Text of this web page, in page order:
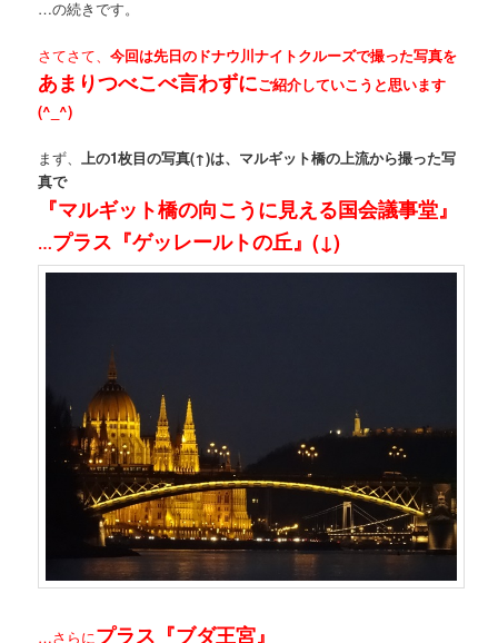
…の続きです。
さてさて、今回は先日のドナウ川ナイトクルーズで撮った写真を
あまりつべこべ言わずにご紹介していこうと思います
(^_^)
まず、上の1枚目の写真(↑)は、マルギット橋の上流から撮った写
真で
『マルギット橋の向こうに見える国会議事堂』
…プラス『ゲッレールトの丘』(↓)
…さらにプラス『ブダ王宮』